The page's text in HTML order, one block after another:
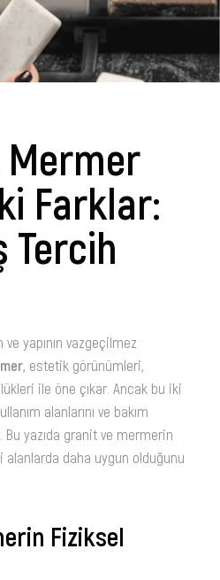
Mermer
Farklar:
Tercih
yapının vazgeçilmez
, estetik görünümleri,
ile öne çıkar. Ancak bu iki
alanlarını ve bakım
yazıda granit ve mermerin
alanlarda daha uygun olduğunu
Fiziksel